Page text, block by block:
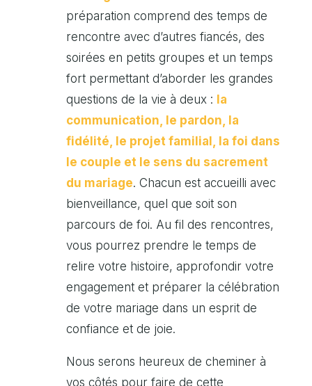
préparation comprend des temps de
rencontre avec d’autres fiancés, des
soirées en petits groupes et un temps
fort permettant d’aborder les grandes
questions de la vie à deux : la
communication, le pardon, la
fidélité, le projet familial, la foi dans
le couple et le sens du sacrement
du mariage. Chacun est accueilli avec
bienveillance, quel que soit son
parcours de foi. Au fil des rencontres,
vous pourrez prendre le temps de
relire votre histoire, approfondir votre
engagement et préparer la célébration
de votre mariage dans un esprit de
confiance et de joie.
Nous serons heureux de cheminer à
vos côtés pour faire de cette